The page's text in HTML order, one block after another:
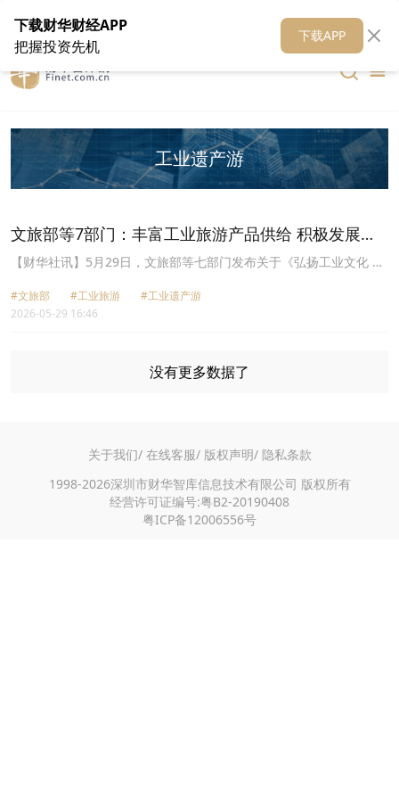
在线客服 关于我们 财华媒体矩阵 财华智库
工业遗产游
文旅部等7部门：丰富工业旅游产品供给 积极发展工
业遗产游
【财华社讯】5月29日，文旅部等七部门发布关于《​弘扬工业文化 保
给。积极发展工业遗产游，鼓励以创意设计、业态植入、风貌改造等
方式活化利用工业遗址，发展工业旅游新场景新业态新模式。大力发
保安全生产和保密要求前提下，创新推出生产流程观摩、模拟操作、
业旅游+”消费场景。鼓励各地推出一批具有地域和行业特色的优质工
业旅游线路和品牌。鼓励工业企业通过工业旅游加强产品宣传，扩大
产品销售，做强企业品牌。
#文旅部 #工业旅游
#工业遗产游
2026-05-29 16:46
没有更多数据了
关于我们/ 在线客服/ 版权声明/ 隐私条款
1998-2026深圳市财华智库信息技术有限公司 版权所有
经营许可证编号:粤B2-20190408
粤ICP备12006556号
下载财华财经APP
把握投资先机
下载APP